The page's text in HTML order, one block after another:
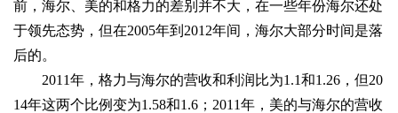
前，海尔、美的和格力的差别并不大，在一些年份海尔还处
于领先态势，但在2005年到2012年间，海尔大部分时间是落
后的。
2011年，格力与海尔的营收和利润比为1.1和1.26，但20
14年这两个比例变为1.58和1.6；2011年，美的与海尔的营收